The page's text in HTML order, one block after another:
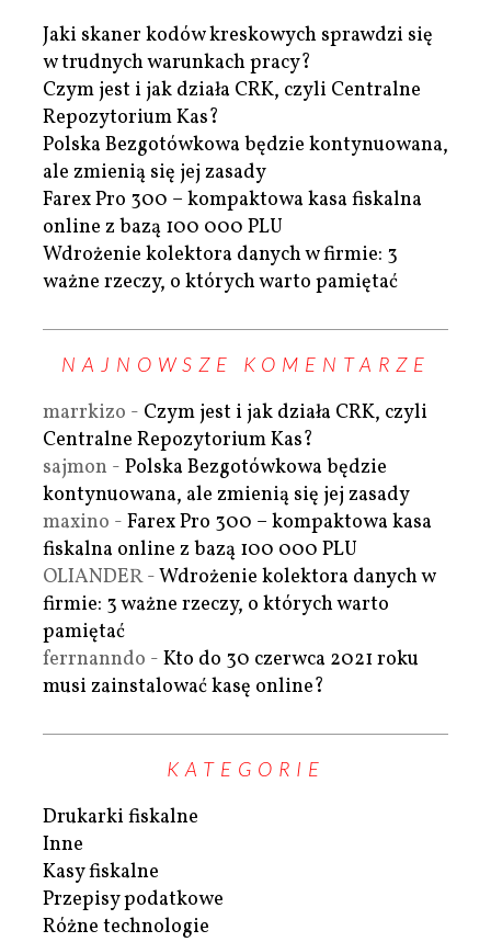
Jaki skaner kodów kreskowych sprawdzi się
w trudnych warunkach pracy?
Czym jest i jak działa CRK, czyli Centralne
Repozytorium Kas?
Polska Bezgotówkowa będzie kontynuowana,
ale zmienią się jej zasady
Farex Pro 300 – kompaktowa kasa fiskalna
online z bazą 100 000 PLU
Wdrożenie kolektora danych w firmie: 3
ważne rzeczy, o których warto pamiętać
NAJNOWSZE KOMENTARZE
marrkizo - Czym jest i jak działa CRK, czyli
Centralne Repozytorium Kas?
sajmon - Polska Bezgotówkowa będzie
kontynuowana, ale zmienią się jej zasady
maxino - Farex Pro 300 – kompaktowa kasa
fiskalna online z bazą 100 000 PLU
OLIANDER-Wdrożenie kolektora danych w
firmie: 3 ważne rzeczy, o których warto
pamiętać
ferrnanndo - Kto do 30 czerwca 2021 roku
musi zainstalować kasę online?
KATEGORIE
Drukarki fiskalne
Inne
Kasy fiskalne
Przepisy podatkowe
Różne technologie